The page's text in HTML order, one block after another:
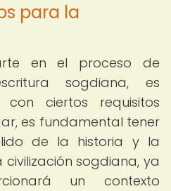
para la
en el proceso de
sogdiana, es
ciertos requisitos
es fundamental tener
de la historia y la
sogdiana, ya
un contexto